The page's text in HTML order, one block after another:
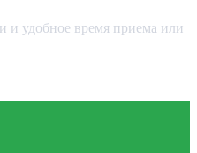
и удобное время приема или